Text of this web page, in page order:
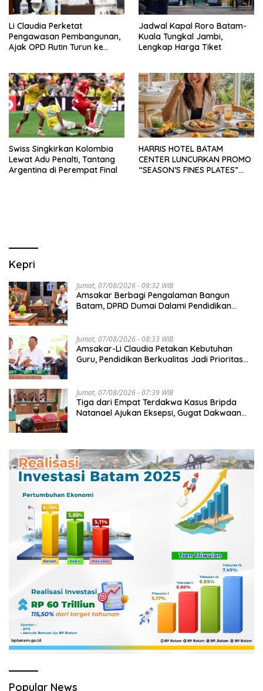
Li Claudia Perketat
Pengawasan Pembangunan,
Ajak OPD Rutin Turun ke
Jadwal Kapal Roro Batam-
Kuala Tungkal Jambi,
Lengkap Harga Tiket
Swiss Singkirkan Kolombia
Lewat Adu Penalti, Tantang
Argentina di Perempat Final
HARRIS HOTEL BATAM
CENTER LUNCURKAN PROMO
“SEASON’S FINES PLATES”
Kepri
Jumat, 07/08/2026 - 09:32 WIB
Amsakar Berbagi Pengalaman Bangun
Batam, DPRD Dumai Dalami Pendidikan
Jumat, 07/08/2026 - 08:33 WIB
Amsakar-Li Claudia Petakan Kebutuhan
Guru, Pendidikan Berkualitas Jadi Prioritas
Jumat, 07/08/2026 - 07:39 WIB
Tiga dari Empat Terdakwa Kasus Bripda
Natanael Ajukan Eksepsi, Gugat Dakwaan
Popular News